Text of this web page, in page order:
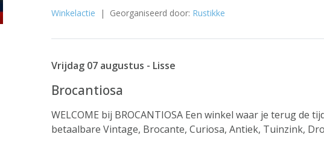
Winkelactie | Georganiseerd door: Rustikke
Vrijdag 07 augustus - Lisse
Brocantiosa
WELCOME bij BROCANTIOSA Een winkel waar je terug de
betaalbare Vintage, Brocante, Curiosa, Antiek, Tuinzink,